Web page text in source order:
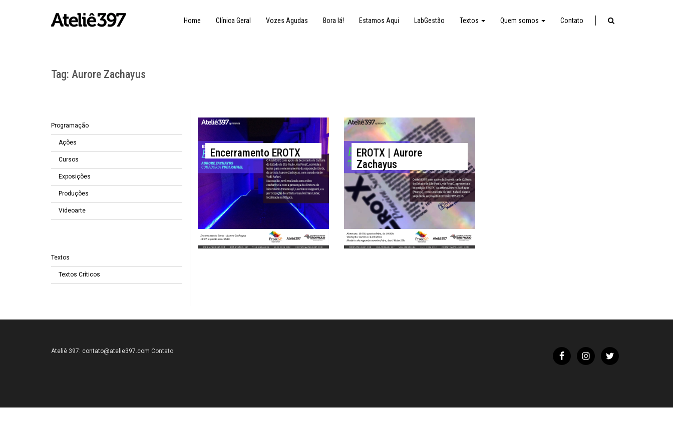
Home Clínica Geral Vozes Agudas Bora lá! Estamos Aqui LabGestão Textos Quem somos Contato
Tag: Aurore Zachayus
12 de julho de 2016
Encerramento EROTX
9 de junho de 2016
EROTX | Aurore
Zachayus
Programação
Ações
Cursos
Exposições
Produções
Videoarte
Textos
Textos Críticos
Ateliê 397: contato@atelie397.com Contato